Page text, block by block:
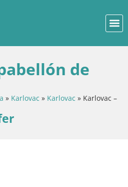
de
» Karlovac » Karlovac » Karlovac –